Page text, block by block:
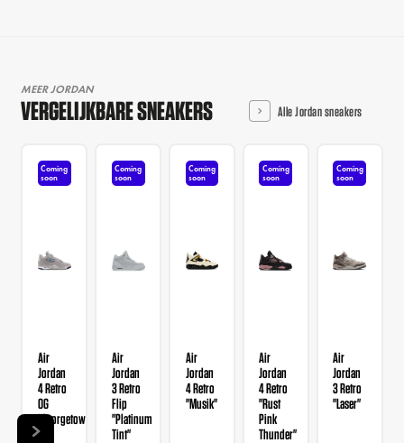
MEER JORDAN
VERGELIJKBARE SNEAKERS Alle Jordan sneakers
Coming
soon
Air
Jordan
4 Retro
OG
"Georgetown"
Coming
soon
Air
Jordan
3 Retro
Flip
"Platinum
Tint"
Coming
soon
Air
Jordan
4 Retro
"Musik"
Coming
soon
Air
Jordan
4 Retro
"Rust
Pink
Thunder"
Coming
soon
Air
Jordan
3 Retro
"Laser"